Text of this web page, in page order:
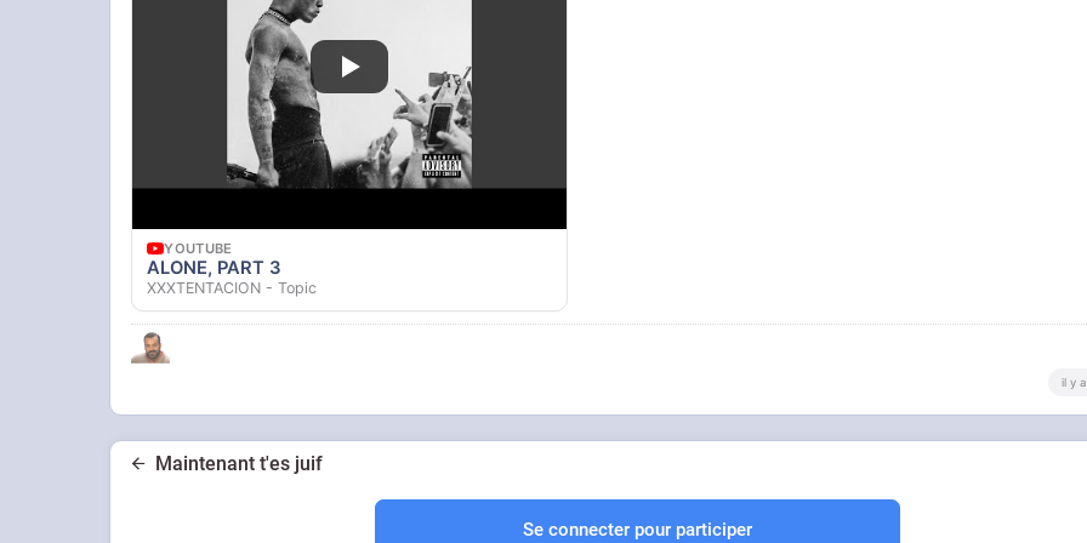
YOUTUBE
ALONE, PART 3
XXXTENTACION - Topic
il y
Maintenant t'es juif
Se connecter pour participer